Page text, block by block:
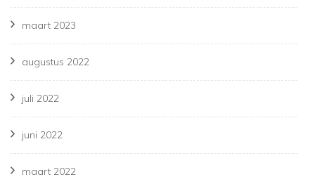
maart 2023
augustus 2022
juli 2022
juni 2022
maart 2022